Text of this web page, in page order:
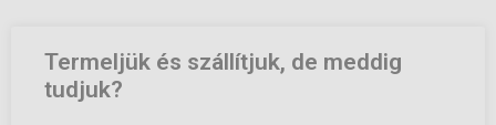
Termeljük és szállítjuk, de meddig
tudjuk?